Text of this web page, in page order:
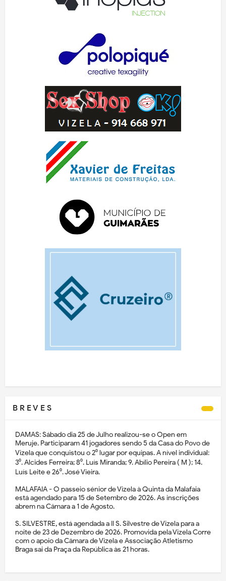
B R E V E S
DAMAS: Sábado dia 25 de Julho realizou-se o Open em
Meruje. Participaram 41 jogadores sendo 5 da Casa do Povo de
Vizela que conquistou o 2⁰ lugar por equipas. A nível individual:
3⁰. Alcides Ferreira; 8⁰. Luís Miranda; 9. Abílio Pereira ( M ); 14.
Luís Leite e 26⁰. José Vieira.
MALAFAIA - O passeio sénior de Vizela à Quinta da Malafaia
está agendado para 15 de Setembro de 2026. As inscrições
abrem na Câmara a 1 de Agosto.
S. SILVESTRE, está agendada a II S. Silvestre de Vizela para a
noite de 23 de Dezembro de 2026. Promovida pela Vizela Corre
com o apoio da Câmara de Vizela e Associação Atletismo
Braga sai da Praça da República às 21 horas.